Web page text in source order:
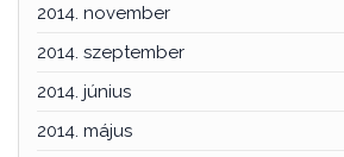
2014. november
2014. szeptember
2014. június
2014. május